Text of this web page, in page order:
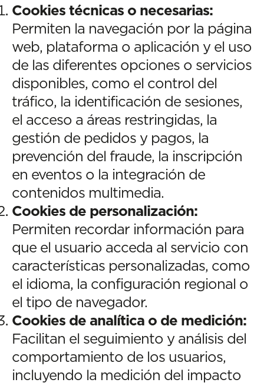
Cookies técnicas o necesarias:
Permiten la navegación por la página
web, plataforma o aplicación y el uso
de las diferentes opciones o servicios
disponibles, como el control del
tráfico, la identificación de sesiones,
el acceso a áreas restringidas, la
gestión de pedidos y pagos, la
prevención del fraude, la inscripción
en eventos o la integración de
contenidos multimedia.
Cookies de personalización:
Permiten recordar información para
que el usuario acceda al servicio con
características personalizadas, como
el idioma, la configuración regional o
el tipo de navegador.
Cookies de analítica o de medición:
Facilitan el seguimiento y análisis del
comportamiento de los usuarios,
incluyendo la medición del impacto